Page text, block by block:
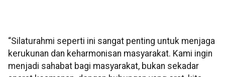
“Silaturahmi seperti ini sangat penting untuk menjaga
kerukunan dan keharmonisan masyarakat. Kami ingin
menjadi sahabat bagi masyarakat, bukan sekadar